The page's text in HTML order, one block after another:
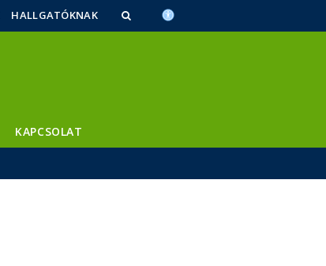
HALLGATÓKNAK
KAPCSOLAT